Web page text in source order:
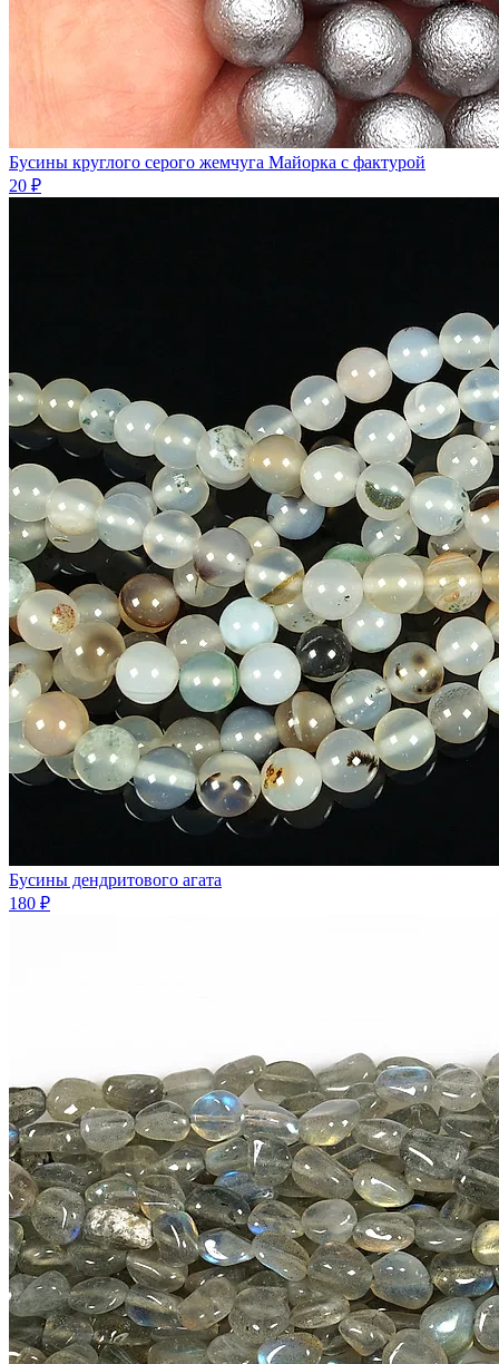
Бусины круглого серого жемчуга Майорка с фактурой
20 ₽
Бусины дендритового агата
180 ₽